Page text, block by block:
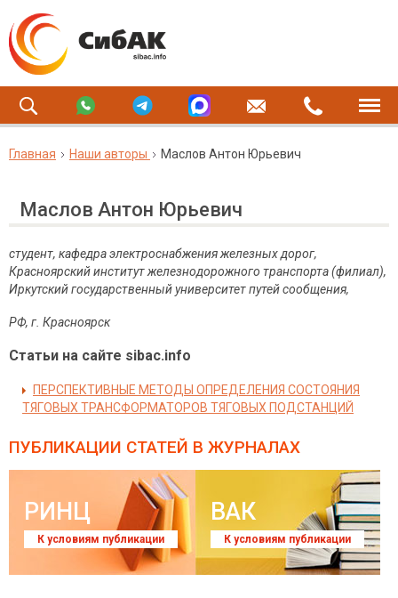
Главная Наши авторы Маслов Антон Юрьевич
Маслов Антон Юрьевич
студент, кафедра электроснабжения железных дорог,
Красноярский институт железнодорожного транспорта (филиал),
Иркутский государственный университет путей сообщения,
РФ, г. Красноярск
Статьи на сайте sibac.info
ПЕРСПЕКТИВНЫЕ МЕТОДЫ ОПРЕДЕЛЕНИЯ СОСТОЯНИЯ
ТЯГОВЫХ ТРАНСФОРМАТОРОВ ТЯГОВЫХ ПОДСТАНЦИЙ
ПУБЛИКАЦИИ СТАТЕЙ В ЖУРНАЛАХ
РИНЦ
К условиям публикации
ВАК
К условиям публикации